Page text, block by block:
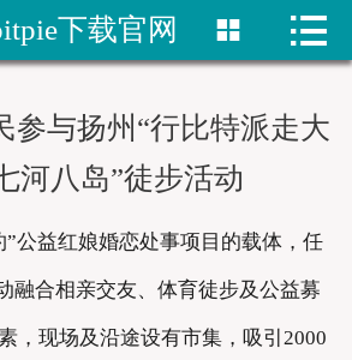
首页
bitpie钱包
bitpie下载
比特派下载
下载官网  
参与扬州“行比特派走大
河八岛”徒步活动
公益红娘婚恋处事项目的载体，任
融合相亲交友、体育徒步及公益募
，现场及沿途设有市集，吸引2000